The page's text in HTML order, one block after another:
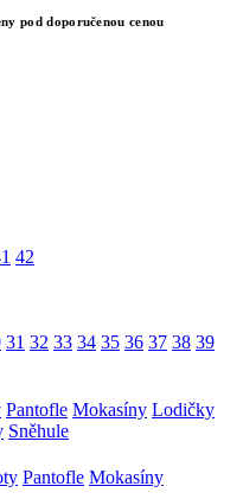
pod doporučenou cenou
42
31 32 33 34 35 36 37 38 39
Pantofle Mokasíny Lodičky
Sněhule
Pantofle Mokasíny